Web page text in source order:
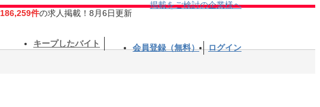
186,259件の求人掲載！8月6日更新
掲載をご検討の企業様へ
キープしたバイト 会員登録（無料） ログイン